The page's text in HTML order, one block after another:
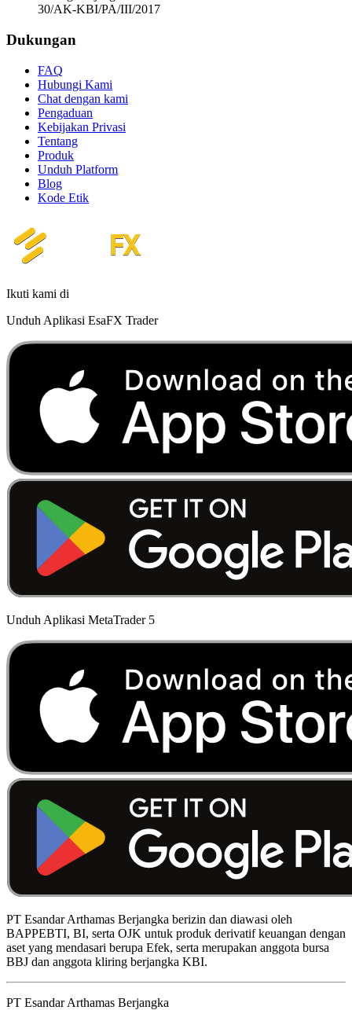
30/AK-KBI/PA/III/2017
Dukungan
FAQ
Hubungi Kami
Chat dengan kami
Pengaduan
Kebijakan Privasi
Tentang
Produk
Unduh Platform
Blog
Kode Etik
Ikuti kami di
Unduh Aplikasi EsaFX Trader
Unduh Aplikasi MetaTrader 5
PT Esandar Arthamas Berjangka berizin dan diawasi oleh
BAPPEBTI, BI, serta OJK untuk produk derivatif keuangan dengan
aset yang mendasari berupa Efek, serta merupakan anggota bursa
BBJ dan anggota kliring berjangka KBI.
PT Esandar Arthamas Berjangka